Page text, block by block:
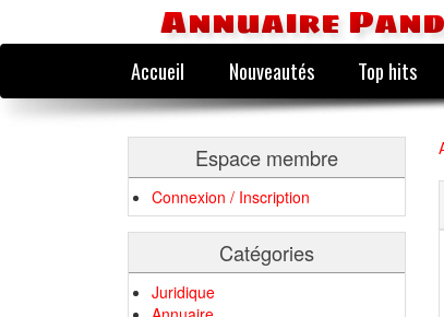
Annuaire
Accueil Nouveautés Top hits
Espace membre
Connexion / Inscription
Catégories
Juridique